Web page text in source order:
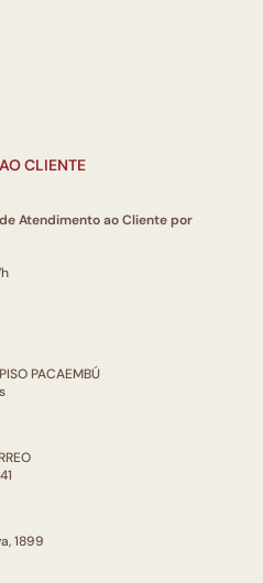
CLIENTE
Atendimento ao Cliente por
PACAEMBÚ
1899